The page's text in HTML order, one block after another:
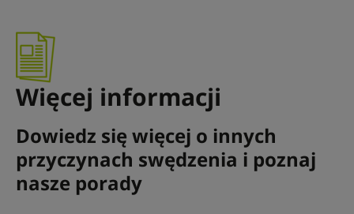
Więcej informacji
Dowiedz się więcej o innych
przyczynach swędzenia i poznaj
nasze porady